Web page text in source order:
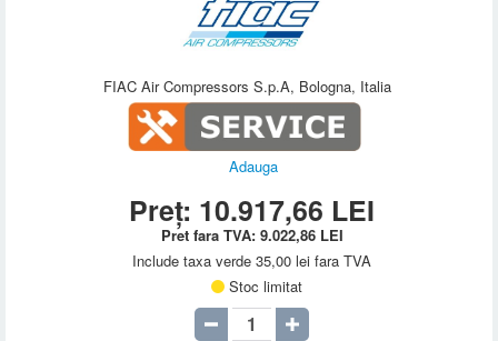
FIAC Air Compressors S.p.A, Bologna, Italia
Adauga
Preț: 10.917,66 LEI
Pret fara TVA: 9.022,86 LEI
Include taxa verde 35,00 lei fara TVA
Stoc limitat